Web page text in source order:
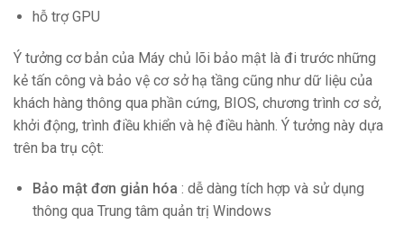
hỗ trợ GPU
Ý tưởng cơ bản của Máy chủ lõi bảo mật là đi trước những
kẻ tấn công và bảo vệ cơ sở hạ tầng cũng như dữ liệu của
khách hàng thông qua phần cứng, BIOS, chương trình cơ sở,
khởi động, trình điều khiển và hệ điều hành. Ý tưởng này dựa
trên ba trụ cột:
Bảo mật đơn giản hóa : dễ dàng tích hợp và sử dụng
thông qua Trung tâm quản trị Windows